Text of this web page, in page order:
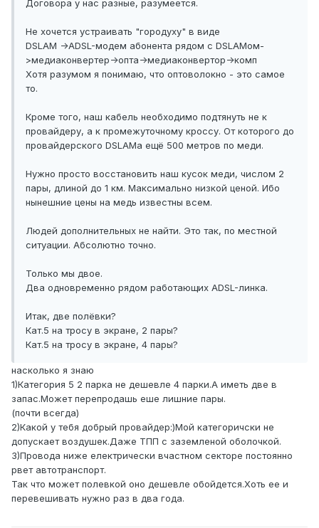
Договора у нас разные, разумеется.
Не хочется устраивать "городуху" в виде
DSLAM ->ADSL-модем абонента рядом с DSLAMом-
>медиаконвертер->опта->медиаконвертор->комп
Хотя разумом я понимаю, что оптоволокно - это самое
то.
Кроме того, наш кабель необходимо подтянуть не к
провайдеру, а к промежуточному кроссу. От которого до
провайдерского DSLAMа ещё 500 метров по меди.
Нужно просто восстановить наш кусок меди, числом 2
пары, длиной до 1 км. Максимально низкой ценой. Ибо
нынешние цены на медь известны всем.
Людей дополнительных не найти. Это так, по местной
ситуации. Абсолютно точно.
Только мы двое.
Два одновременно рядом работающих ADSL-линка.
Итак, две полёвки?
Кат.5 на тросу в экране, 2 пары?
Кат.5 на тросу в экране, 4 пары?
насколько я знаю
1)Категория 5 2 парка не дешевле 4 парки.А иметь две в
запас.Может перепродашь еше лишние пары.
(почти всегда)
2)Какой у тебя добрый провайдер:)Мой категоричски не
допускает воздушек.Даже ТПП с заземленой оболочкой.
3)Провода ниже електрически вчастном секторе постоянно
рвет автотранспорт.
Так что может полевкой оно дешевле обойдется.Хоть ее и
перевешивать нужно раз в два года.